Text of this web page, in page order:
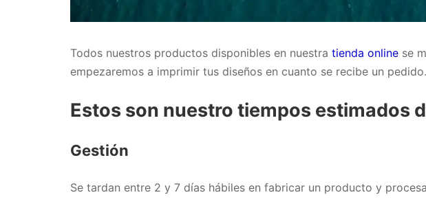
Todos nuestros productos disponibles en nuestra tienda online se
empezaremos a imprimir tus diseños en cuanto se recibe un pedido.
Estos son nuestro tiempos estimados
Gestión
Se tardan entre 2 y 7 días hábiles en fabricar un producto y